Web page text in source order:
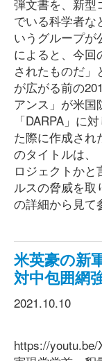
弾文書を、新型
でいる科学者な
いうグループが
によると、今回
されたものだ
が広がる前の
アンス」が米国
「DARPA」に
た際に作成され
のタイトルは、
ロジェクトか
ルスの脅威を取
の詳細から見て
米英豪の新
対中包囲網
2021.10.10
https://